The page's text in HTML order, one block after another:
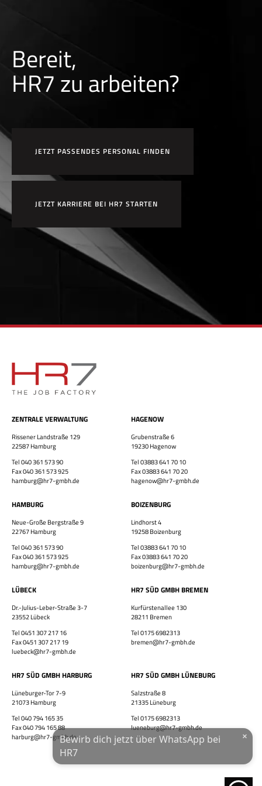
Bereit,
HR7 zu arbeiten?
JETZT PASSENDES PERSONAL FINDEN
JETZT KARRIERE BEI HR7 STARTEN
ZENTRALE VERWALTUNG
Rissener Landstraße 129
22587 Hamburg
Tel 040 361 573 90
Fax 040 361 573 925
hamburg@hr7-gmbh.de
HAMBURG
Neue-Große Bergstraße 9
22767 Hamburg
Tel 040 361 573 90
Fax 040 361 573 925
hamburg@hr7-gmbh.de
HAGENOW
Grubenstraße 6
19230 Hagenow
Tel 03883 641 70 10
Fax 03883 641 70 20
hagenow@hr7-gmbh.de
BOIZENBURG
Lindhorst 4
19258 Boizenburg
Tel 03883 641 70 10
Fax 03883 641 70 20
boizenburg@hr7-gmbh.de
LÜBECK
Dr.-Julius-Leber-Straße 3-7
23552 Lübeck
Tel 0451 307 217 16
Fax 0451 307 217 19
luebeck@hr7-gmbh.de
HR7 SÜD GMBH HARBURG
Lüneburger-Tor 7-9
21073 Hamburg
Tel 040 794 165 35
Fax 040 794 165 88
harburg@hr7-gmbh.de
HR7 SÜD GMBH BREMEN
Kurfürstenallee 130
28211 Bremen
Tel 0175 6982313
bremen@hr7-gmbh.de
HR7 SÜD GMBH LÜNEBURG
Salzstraße 8
21335 Lüneburg
Tel 0175 6982313
lueneburg@hr7-gmbh.de
Bewirb dich jetzt über WhatsApp bei
HR7
×
HR7 GmbH
Finde eine Stelle, die genau zu Dir passt!
Bewirb dich jetzt!
Vor- & Nachname
WhatsApp-Nummer
Wohnort / PLZ
Ich habe dieDatenschutzerklärungund dasImpressumgelesen.